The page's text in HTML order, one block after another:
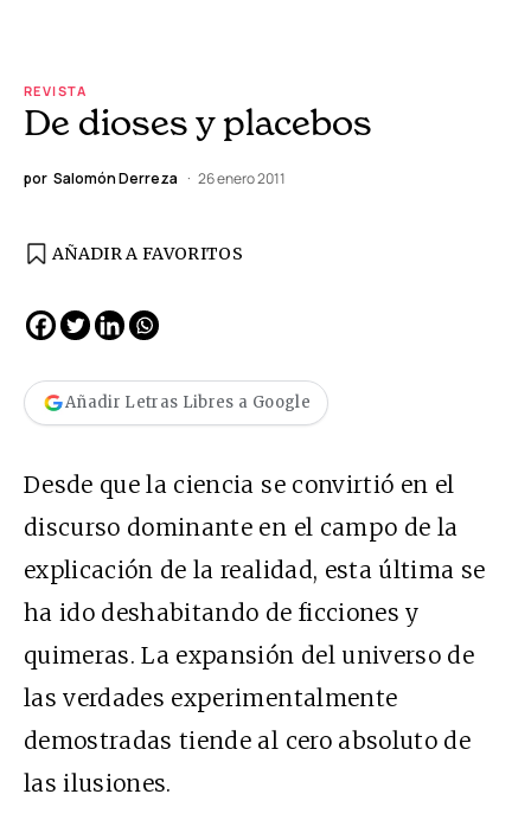
REVISTA
De dioses y placebos
por Salomón Derreza 26 enero 2011
AÑADIR A FAVORITOS
Añadir Letras Libres a Google
Desde que la ciencia se convirtió en el
discurso dominante en el campo de la
explicación de la realidad, esta última se
ha ido deshabitando de ficciones y
quimeras. La expansión del universo de
las verdades experimentalmente
demostradas tiende al cero absoluto de
las ilusiones.